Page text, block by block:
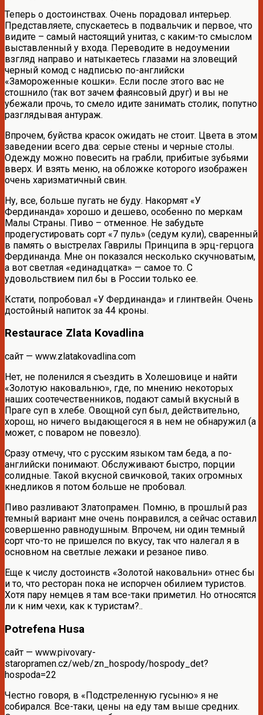
Теперь о достоинствах. Очень порадовал интерьер.
Представляете, спускаетесь в подвальчик и первое, что
видите – самый настоящий унитаз, с каким-то смыслом
выставленный у входа. Переводите в недоумении
взгляд направо и натыкаетесь глазами на зловещий
черный комод с надписью по-английски
«Замороженные кошки». Если после этого вас не
стошнило (так вот зачем фаянсовый друг) и вы не
убежали прочь, то смело идите занимать столик, попутно
разглядывая антураж.
Впрочем, буйства красок ожидать не стоит. Цвета в этом
заведении всего два: серые стены и черные столы.
Одежду можно повесить на грабли, прибитые зубьями
вверх. И взять меню, на обложке которого изображен
очень харизматичный свин.
Ну, все, больше пугать не буду. Накормят «У
Фердинанда» хорошо и дешево, особенно по меркам
Малы Страны. Пиво – отменное. Не забудьте
продегустировать сорт «7 пуль» (седум кули), сваренный
в память о выстрелах Гаврилы Принципа в эрц-герцога
Фердинанда. Мне он показался несколько скучноватым,
а вот светлая «единадцатка» — самое то. С
удовольствием пил бы в России только ее.
Кстати, попробовал «У Фердинанда» и глинтвейн. Очень
достойный напиток за 44 кроны.
Restaurace Zlatа Kovadlina
сайт — www.zlatakovadlina.com
Нет, не поленился я съездить в Холешовице и найти
«Золотую наковальню», где, по мнению некоторых
наших соотечественников, подают самый вкусный в
Праге суп в хлебе. Овощной суп был, действительно,
хорош, но ничего выдающегося я в нем не обнаружил (а
может, с поваром не повезло).
Сразу отмечу, что с русским языком там беда, а по-
английски понимают. Обслуживают быстро, порции
солидные. Такой вкусной свичковой, таких огромных
кнедликов я потом больше не пробовал.
Пиво разливают Златопрамен. Помню, в прошлый раз
темный вариант мне очень понравился, а сейчас оставил
совершенно равнодушным. Впрочем, ни один темный
сорт что-то не пришелся по вкусу, так что налегал я в
основном на светлые лежаки и резаное пиво.
Еще к числу достоинств «Золотой наковальни» отнес бы
и то, что ресторан пока не испорчен обилием туристов.
Хотя пару немцев я там все-таки приметил. Но относятся
ли к ним чехи, как к туристам?..
Potrefena Husa
сайт — www.pivovary-
staropramen.cz/web/zn_hospody/hospody_det?
hospoda=22
Честно говоря, в «Подстреленную гусыню» я не
собирался. Все-таки, цены на еду там выше средних.